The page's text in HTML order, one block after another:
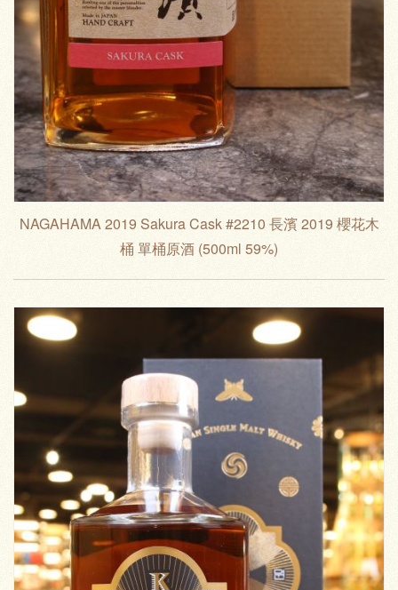
NAGAHAMA 2019 Sakura Cask #2210 長濱 2019 櫻花木
桶 單桶原酒 (500ml 59%)